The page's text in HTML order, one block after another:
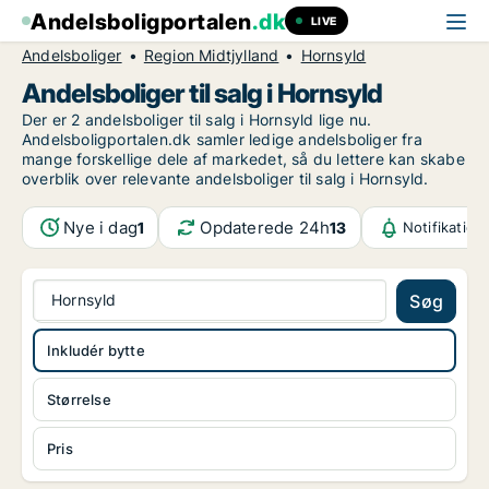
Andelsboligportalen.dk LIVE
Andelsboliger Region Midtjylland Hornsyld
Andelsboliger til salg i Hornsyld
Der er 2 andelsboliger til salg i Hornsyld lige nu.
Andelsboligportalen.dk samler ledige andelsboliger fra
mange forskellige dele af markedet, så du lettere kan skabe
overblik over relevante andelsboliger til salg i Hornsyld.
Nye i dag1 Opdaterede 24h13
Hornsyld Søg
Størrelse
Pris
Inkludér bytte